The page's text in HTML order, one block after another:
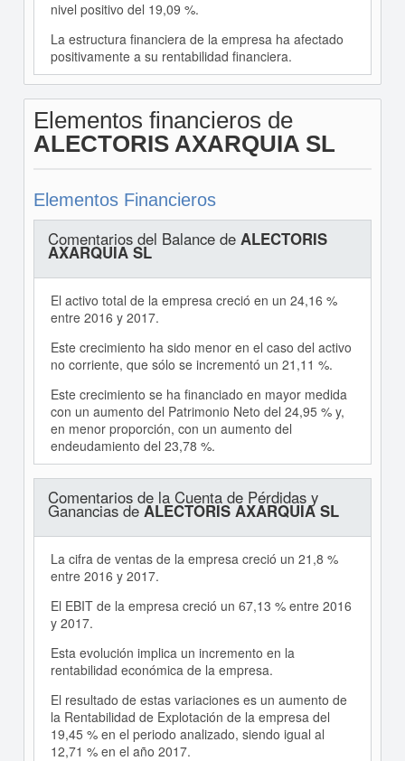
nivel positivo del 19,09 %.
La estructura financiera de la empresa ha afectado
positivamente a su rentabilidad financiera.
Elementos financieros de
ALECTORIS AXARQUIA SL
Elementos Financieros
Comentarios del Balance de ALECTORIS
AXARQUIA SL
El activo total de la empresa creció en un 24,16 %
entre 2016 y 2017.
Este crecimiento ha sido menor en el caso del activo
no corriente, que sólo se incrementó un 21,11 %.
Este crecimiento se ha financiado en mayor medida
con un aumento del Patrimonio Neto del 24,95 % y,
en menor proporción, con un aumento del
endeudamiento del 23,78 %.
Comentarios de la Cuenta de Pérdidas y
Ganancias deALECTORIS AXARQUIA SL
La cifra de ventas de la empresa creció un 21,8 %
entre 2016 y 2017.
El EBIT de la empresa creció un 67,13 % entre 2016
y 2017.
Esta evolución implica un incremento en la
rentabilidad económica de la empresa.
El resultado de estas variaciones es un aumento de
la Rentabilidad de Explotación de la empresa del
19,45 % en el periodo analizado, siendo igual al
12,71 % en el año 2017.